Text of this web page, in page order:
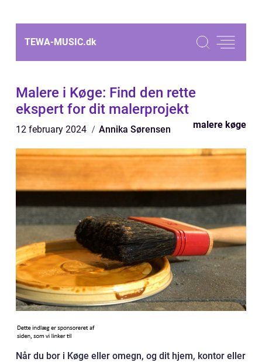
TEWA-MUSIC.dk
Malere i Køge: Find den rette
ekspert for dit malerprojekt
12 february 2024 Annika Sørensen malere køge
Når du bor i Køge eller omegn, og dit hjem, kontor eller